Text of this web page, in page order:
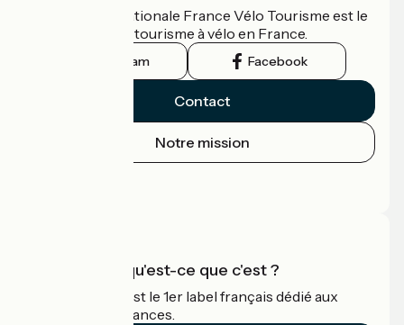
L'association nationale France Vélo Tourisme est le
guide officiel du tourisme à vélo en France.
Instagram Facebook
Contact
Notre mission
Accueil Vélo qu'est-ce que c'est ?
Accueil Vélo c'est le 1er label français dédié aux
cyclistes en vacances.